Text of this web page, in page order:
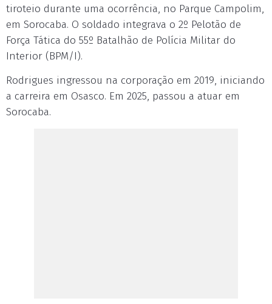
tiroteio durante uma ocorrência, no Parque Campolim,
em Sorocaba. O soldado integrava o 2º Pelotão de
Força Tática do 55º Batalhão de Polícia Militar do
Interior (BPM/I).
Rodrigues ingressou na corporação em 2019, iniciando
a carreira em Osasco. Em 2025, passou a atuar em
Sorocaba.